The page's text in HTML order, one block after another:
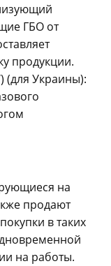
ГБО от
продукции.
(для Украины):
на
продают
в таких
на работы.